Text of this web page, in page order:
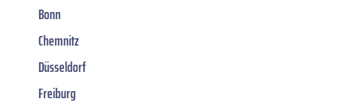
Bonn
Chemnitz
Düsseldorf
Freiburg